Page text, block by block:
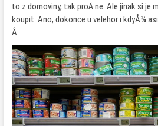
to z domoviny, tak proÄ ne. Ale jinak si je
koupit. Ano, dokonce u velehor i kdyÅ¾
Â